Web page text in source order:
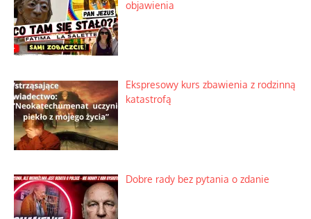
objawienia
Ekspresowy kurs zbawienia z rodzinną
katastrofą
Dobre rady bez pytania o zdanie